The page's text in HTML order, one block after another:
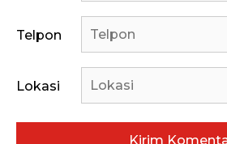
Telpon
Lokasi